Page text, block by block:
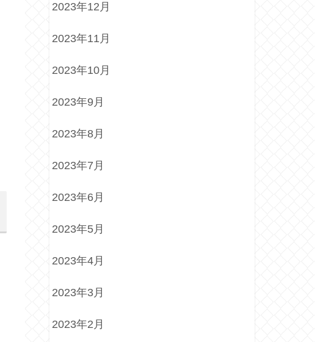
2023年12月
2023年11月
2023年10月
2023年9月
2023年8月
2023年7月
2023年6月
2023年5月
2023年4月
2023年3月
2023年2月